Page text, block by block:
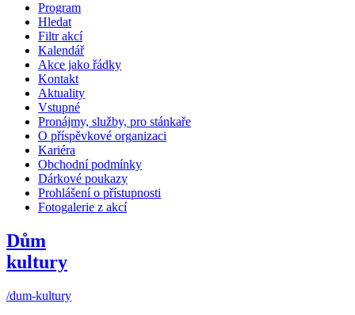
Program
Hledat
Filtr akcí
Kalendář
Akce jako řádky
Kontakt
Aktuality
Vstupné
Pronájmy, služby, pro stánkaře
O příspěvkové organizaci
Kariéra
Obchodní podmínky
Dárkové poukazy
Prohlášení o přístupnosti
Fotogalerie z akcí
Dům
kultury
/dum-kultury